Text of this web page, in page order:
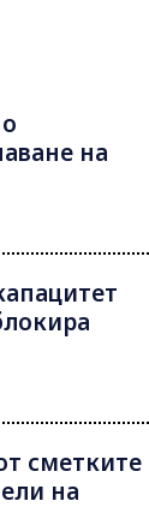
на
сметките
на